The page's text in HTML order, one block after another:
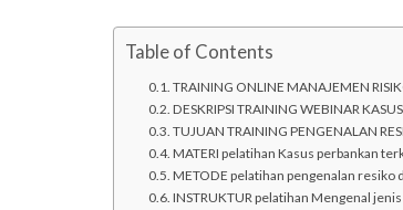
Table of Contents
TRAINING ONLINE MANAJEMEN
DESKRIPSI TRAINING WEBINAR
TUJUAN TRAINING PENGENALAN
MATERI pelatihan Kasus perbankan
METODE pelatihan pengenalan
INSTRUKTUR pelatihan Mengenal